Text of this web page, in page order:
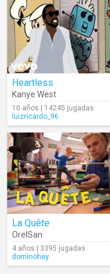
Heartless
Kanye West
10 años | 14245 jugadas
luizricardo_96
La Quête
OrelSan
4 años | 3395 jugadas
dominohey